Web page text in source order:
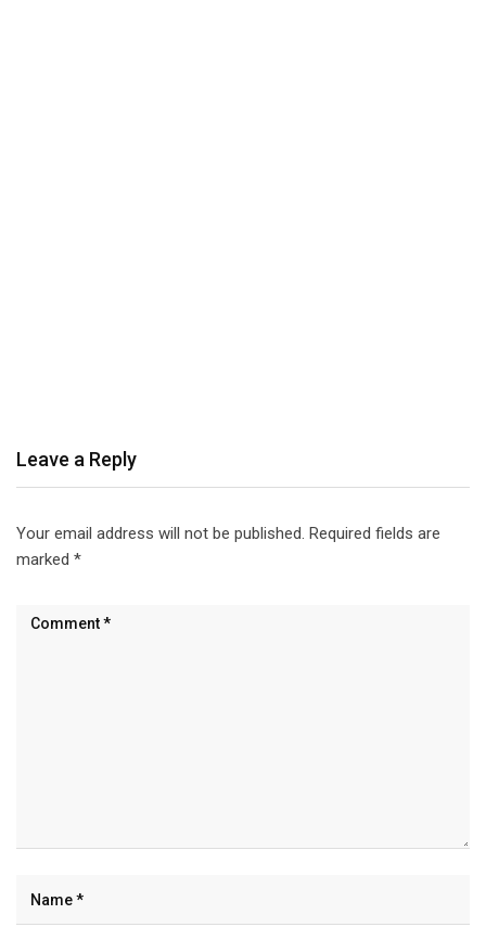
Leave a Reply
Your email address will not be published. Required fields are
marked *